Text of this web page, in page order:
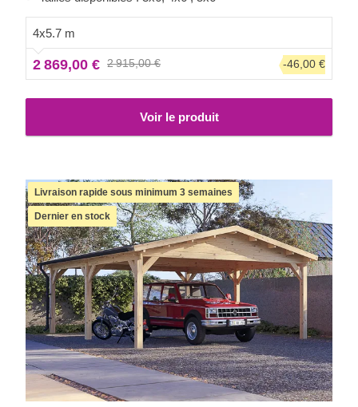
dès l'assemblage terminé. Les options en extra incluent
des panneaux muraux additionnel, pour fermer un ou deux
côtés du stationnement, pour une protection renforcée face
aux intempéries. On ne sait jamais !
4x5.7 m
2 869,00 € 2 915,00 € -46,00 €
Voir le produit
Livraison rapide sous minimum 3 semaines
Dernier en stock